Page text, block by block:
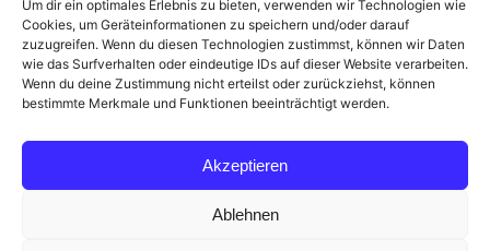
Um dir ein optimales Erlebnis zu bieten, verwenden wir Technologien wie
Cookies, um Geräteinformationen zu speichern und/oder darauf
zuzugreifen. Wenn du diesen Technologien zustimmst, können wir Daten
wie das Surfverhalten oder eindeutige IDs auf dieser Website verarbeiten.
Wenn du deine Zustimmung nicht erteilst oder zurückziehst, können
bestimmte Merkmale und Funktionen beeinträchtigt werden.
Akzeptieren
Ablehnen
service@nailit.at
Rechtliches